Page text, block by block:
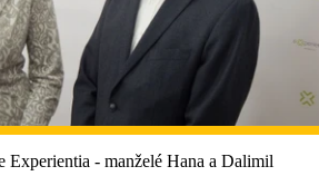
Experientia - manželé Hana a Dalimil